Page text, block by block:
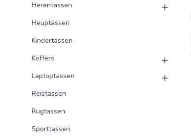
Herentassen
Heuptassen
Kindertassen
Koffers
Laptoptassen
Reistassen
Rugtassen
Sporttassen